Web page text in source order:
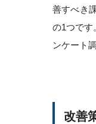
善すべき
の1つです
ンケート
改善